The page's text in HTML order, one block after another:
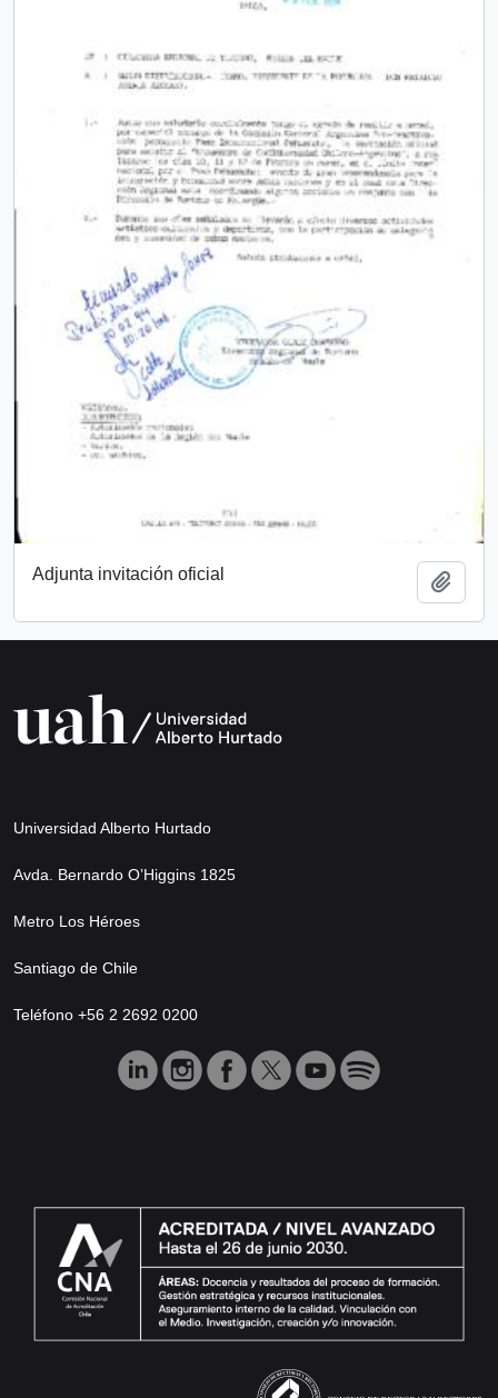
Adjunta invitación oficial
Universidad Alberto Hurtado
Avda. Bernardo O’Higgins 1825
Metro Los Héroes
Santiago de Chile
Teléfono +56 2 2692 0200